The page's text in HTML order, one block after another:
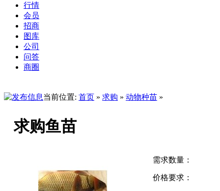
行情
会员
招商
图库
公司
问答
商圈
当前位置: 首页 » 求购 » 动物种苗 »
求购鱼苗
需求数量：
价格要求：